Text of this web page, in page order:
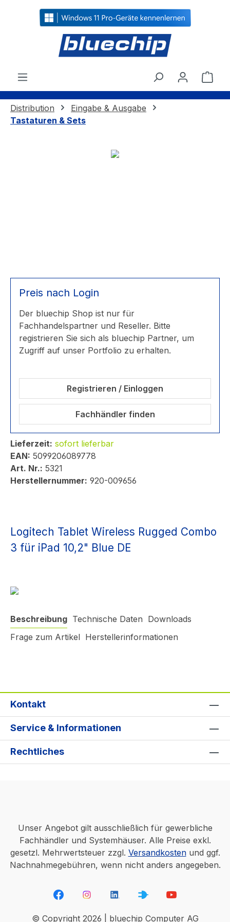
springen
Distribution
Eingabe & Ausgabe
Tastaturen & Sets
Bildergalerie überspringen
Preis nach Login
Der bluechip Shop ist nur für
Fachhandelspartner und Reseller. Bitte
registrieren Sie sich als bluechip Partner, um
Zugriff auf unser Portfolio zu erhalten.
Registrieren / Einloggen
Fachhändler finden
Lieferzeit: sofort lieferbar
EAN: 5099206089778
Art. Nr.: 5321
Herstellernummer: 920-009656
Logitech Tablet Wireless Rugged Combo
3 für iPad 10,2" Blue DE
Beschreibung Technische Daten Downloads
Frage zum Artikel Herstellerinformationen
Kontakt
Service & Informationen
Rechtliches
Unser Angebot gilt ausschließlich für gewerbliche
Fachhändler und Systemhäuser. Alle Preise exkl.
gesetzl. Mehrwertsteuer zzgl. Versandkostenund ggf.
Nachnahmegebühren, wenn nicht anders angegeben.
© Copyright 2026 | bluechip Computer AG